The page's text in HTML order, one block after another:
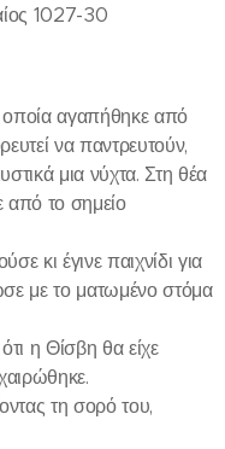
1027-30
αγαπήθηκε από
να παντρευτούν,
μια νύχτα. Στη θέα
από το σημείο
κι έγινε παιχνίδι για
με το ματωμένο στόμα
η Θίσβη θα είχε
τη σορό του,